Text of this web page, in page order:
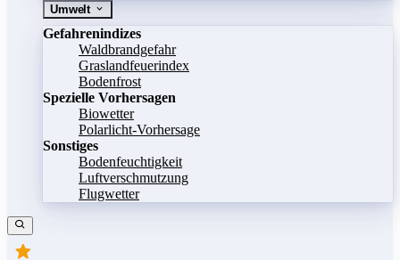
Umwelt
Gefahrenindizes
Waldbrandgefahr
Graslandfeuerindex
Bodenfrost
Spezielle Vorhersagen
Biowetter
Polarlicht-Vorhersage
Sonstiges
Bodenfeuchtigkeit
Luftverschmutzung
Flugwetter